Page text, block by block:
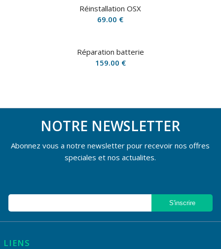
Réinstallation OSX
69.00 €
Réparation batterie
159.00 €
NOTRE NEWSLETTER
Abonnez vous a notre newsletter pour recevoir nos offres
speciales et nos actualites.
LIENS